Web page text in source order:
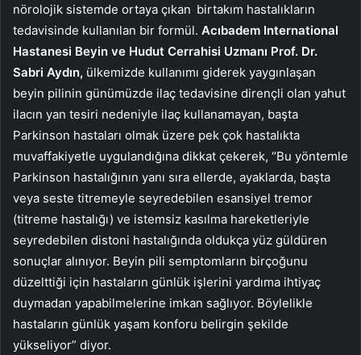
nörolojik sistemde ortaya çıkan birtakım hastalıkların
tedavisinde kullanılan bir formül. Acıbadem International
Hastanesi Beyin ve Hudut Cerrahisi Uzmanı Prof. Dr.
Sabri Aydın, ülkemizde kullanımı giderek yaygınlaşan
beyin pilinin günümüzde ilaç tedavisine dirençli olan yahut
ilacın yan tesiri nedeniyle ilaç kullanamayan, başta
Parkinson hastaları olmak üzere pek çok hastalıkta
muvaffakiyetle uygulandığına dikkat çekerek, “Bu yöntemle
Parkinson hastalığının yanı sıra ellerde, ayaklarda, başta
veya seste titremeyle seyredebilen esansiyel tremor
(titreme hastalığı) ve istemsiz kasılma hareketleriyle
seyredebilen distoni hastalığında oldukça yüz güldüren
sonuçlar alınıyor. Beyin pili semptomların birçoğunu
düzelttiği için hastaların günlük işlerini yardıma ihtiyaç
duymadan yapabilmelerine imkan sağlıyor. Böylelikle
hastaların günlük yaşam konforu belirgin şekilde
yükseliyor” diyor.